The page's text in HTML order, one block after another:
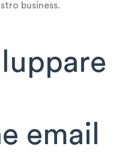
business.
email